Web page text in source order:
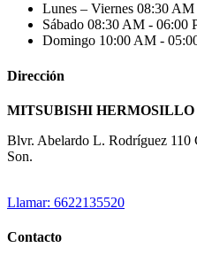
Lunes – Viernes 08:30 AM
Sábado 08:30 AM - 06:00
Domingo 10:00 AM -
Dirección
MITSUBISHI HERMOSILLO
Blvr. Abelardo L. Rodríguez 110
Son.
Llamar: 6622135520
Contacto